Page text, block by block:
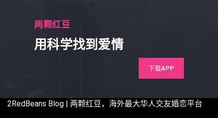
两颗红豆
用科学找到爱情
下载APP
2RedBeans Blog | 两颗红豆，海外最大华人交友婚恋平台